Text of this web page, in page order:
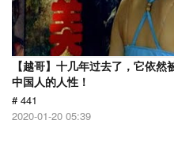
【越哥】十几年过去了，它依
中国人的人性！
# 441
2020-01-20 05:39